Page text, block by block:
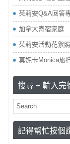
茱莉安Q&A回答
加拿大寄宿家庭
茱莉安活動花絮
莫妮卡Monica旅
搜尋 – 輸入完
記得幫忙按個